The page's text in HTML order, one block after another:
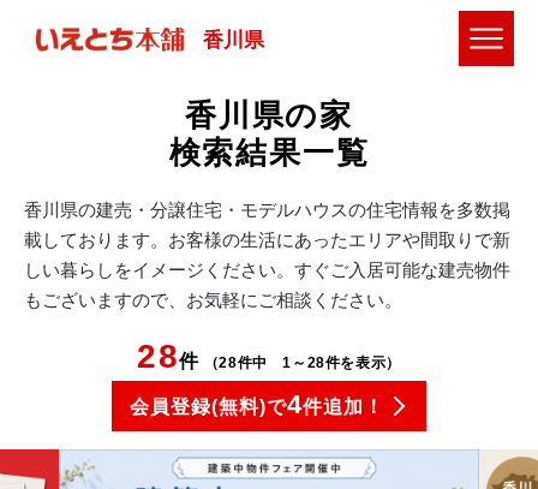
香川県
香川県の家
検索結果一覧
香川県の建売・分譲住宅・モデルハウスの住宅情報を多数掲
載しております。お客様の生活にあったエリアや間取りで新
しい暮らしをイメージください。すぐご入居可能な建売物件
もございますので、お気軽にご相談ください。
28件 （28件中 1～28件を表示）
会員登録(無料)で4件追加！